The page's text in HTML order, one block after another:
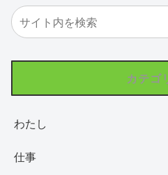
カテゴ
わたし
仕事